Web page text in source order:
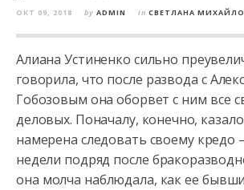
ОКТ 09, 2018 by ADMIN in СВЕТЛАНА
Алиана Устиненко сильно
говорила, что после развода с
Гобозовым она оборвет с ним все
деловых. Поначалу, конечно,
намерена следовать своему кредо
недели подряд после
она молча наблюдала, как ее